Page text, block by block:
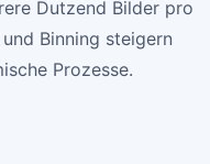
Dutzend Bilder pro
Binning steigern
Prozesse.